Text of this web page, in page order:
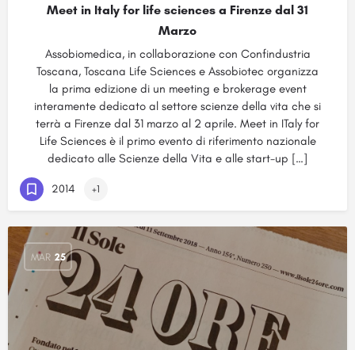
Meet in Italy for life sciences a Firenze dal 31
Marzo
Assobiomedica, in collaborazione con Confindustria
Toscana, Toscana Life Sciences e Assobiotec organizza
la prima edizione di un meeting e brokerage event
interamente dedicato al settore scienze della vita che si
terrà a Firenze dal 31 marzo al 2 aprile. Meet in ITaly for
Life Sciences è il primo evento di riferimento nazionale
dedicato alle Scienze della Vita e alle start-up […]
2014 +1
MAR 25